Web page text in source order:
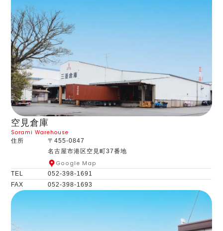
空見倉庫
Sorami Warehouse
住所
〒455-0847
名古屋市港区空見町37番地
Google Map
TEL
052-398-1691
FAX
052-398-1693